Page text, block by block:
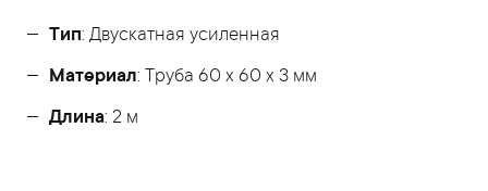
Тип: Двускатная усиленная
Материал: Труба 60 x 60 x 3 мм
Длина: 2 м